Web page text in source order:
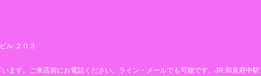
ル ２０３
ます。ご来店前にお電話ください。ライン・メールでも可能です。JR:和泉府中